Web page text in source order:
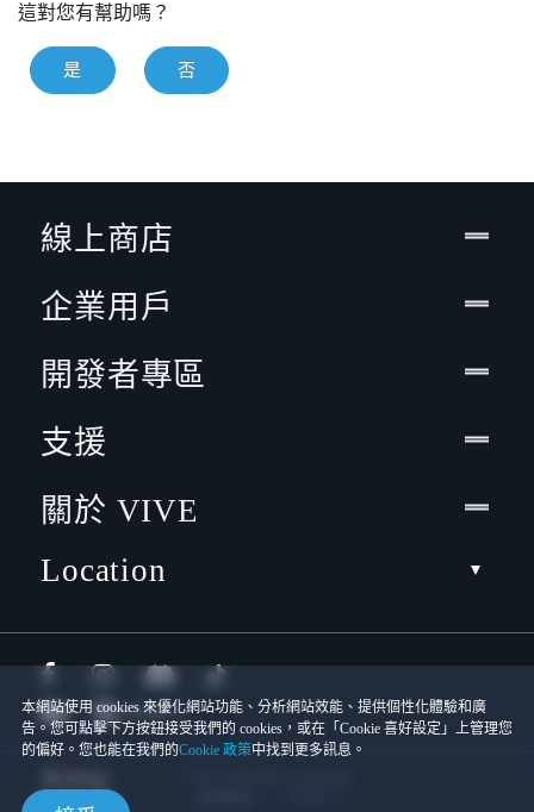
這對您有幫助嗎？
是 否
本網站使用 cookies 來優化網站功能、分析網站效能、提供個性化體驗和廣
告。您可點擊下方按鈕接受我們的 cookies，或在「Cookie 喜好設定」上管理您
的偏好。您也能在我們的Cookie 政策中找到更多訊息。
線上商店
企業用戶
開發者專區
支援
關於 VIVE
Location